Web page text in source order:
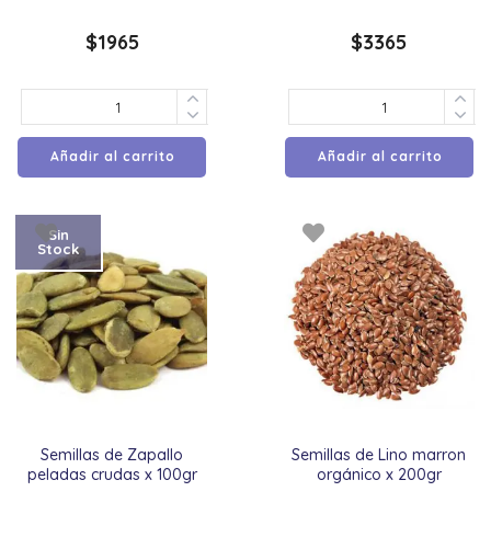
$1965
Añadir al carrito
$3365
Añadir al carrito
Semillas de Zapallo
peladas crudas x 100gr
Sin
Stock
Semillas de Lino marron
orgánico x 200gr